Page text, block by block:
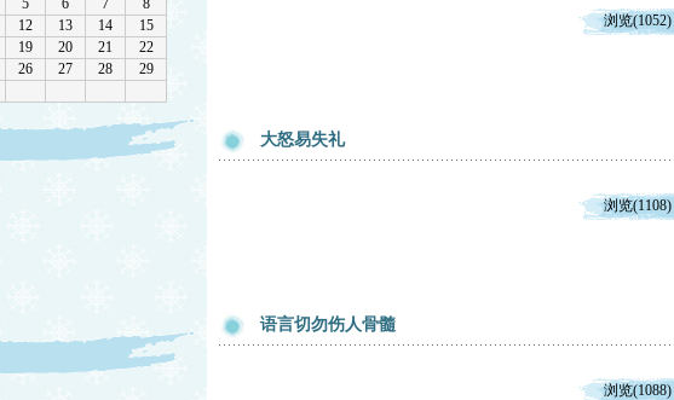
浏览(1052)
大怒易失礼
浏览(1108)
语言切勿伤人骨髓
浏览(1088)